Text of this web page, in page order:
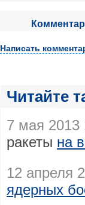
Написать
Читайте
7 мая 2013
ракеты на
12 апреля
ядерных